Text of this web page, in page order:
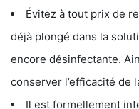
Évitez à tout prix de
déjà plongé dans la
encore désinfectante.
conserver l’efficacité de
Il est formellement